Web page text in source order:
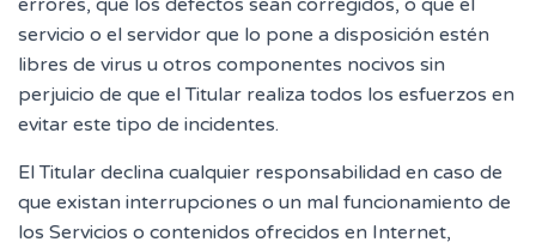
servicio o el servidor que lo pone a disposición estén
libres de virus u otros componentes nocivos sin
perjuicio de que el Titular realiza todos los esfuerzos en
evitar este tipo de incidentes.
El Titular declina cualquier responsabilidad en caso de
que existan interrupciones o un mal funcionamiento de
los Servicios o contenidos ofrecidos en Internet,